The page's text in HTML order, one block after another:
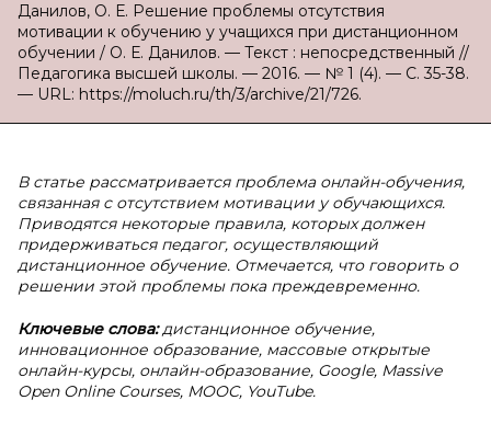
Данилов, О. Е. Решение проблемы отсутствия
мотивации к обучению у учащихся при дистанционном
обучении / О. Е. Данилов. — Текст : непосредственный //
Педагогика высшей школы. — 2016. — № 1 (4). — С. 35-38.
— URL: https://moluch.ru/th/3/archive/21/726.
В статье рассматривается проблема онлайн-обучения,
связанная с отсутствием мотивации у обучающихся.
Приводятся некоторые правила, которых должен
придерживаться педагог, осуществляющий
дистанционное обучение. Отмечается, что говорить о
решении этой проблемы пока преждевременно.
Ключевые слова:дистанционное обучение,
инновационное образование, массовые открытые
онлайн-курсы, онлайн-образование, Google, Massive
Open Online Courses, MOOC, YouTube.